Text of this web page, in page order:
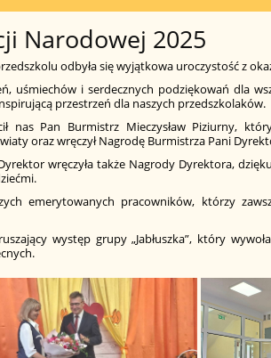
Narodowej 2025
odbyła się wyjątkowa uroczystość z
uśmiechów i serdecznych podziękowań dla
przestrzeń dla naszych przedszkolaków.
nas Pan Burmistrz Mieczysław Piziurny,
oraz wręczył Nagrodę Burmistrza Pani
wręczyła także Nagrody Dyrektora,
emerytowanych pracowników, którzy
występ grupy „Jabłuszka”, który